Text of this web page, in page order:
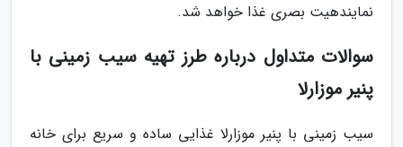
نمایندهیت بصری غذا خواهد شد.
سوالات متداول درباره طرز تهیه سیب زمینی با
پنیر موزارلا
سیب زمینی با پنیر موزارلا غذایی ساده و سریع برای خانه